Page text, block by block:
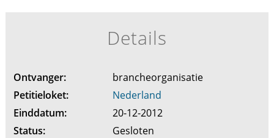
Details
Ontvanger:
brancheorganisatie
Petitieloket:
Nederland
Einddatum:
20-12-2012
Status:
Gesloten